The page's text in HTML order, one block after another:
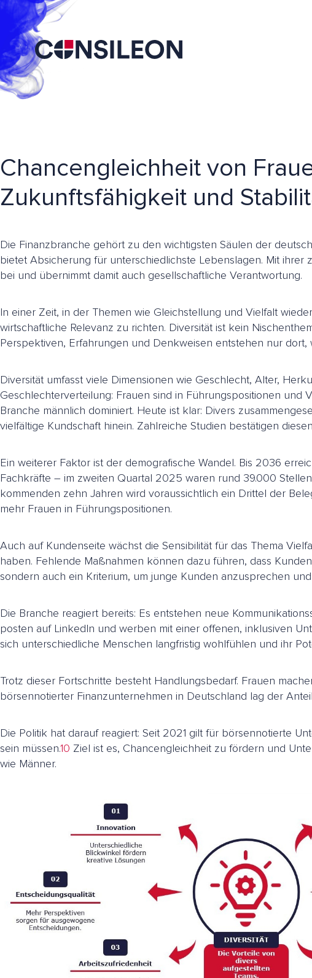
Chancengleichheit von
Zukunftsfähigkeit und
Die Finanzbranche gehört zu den wichtigsten Säulen der
bietet Absicherung für unterschiedlichste Lebenslagen. Mit
bei und übernimmt damit auch gesellschaftliche Verantwortung.
In einer Zeit, in der Themen wie Gleichstellung und Vielfalt
wirtschaftliche Relevanz zu richten. Diversität ist kein
Perspektiven, Erfahrungen und Denkweisen entstehen nur dort,
Diversität umfasst viele Dimensionen wie Geschlecht, Alter,
Geschlechterverteilung: Frauen sind in Führungspositionen
Branche männlich dominiert. Heute ist klar: Divers
vielfältige Kundschaft hinein. Zahlreiche Studien bestätigen
Ein weiterer Faktor ist der demografische Wandel. Bis 2036
Fachkräfte – im zweiten Quartal 2025 waren rund 39.000
kommenden zehn Jahren wird voraussichtlich ein Drittel der
mehr Frauen in Führungspositionen.
Auch auf Kundenseite wächst die Sensibilität für das Thema
haben. Fehlende Maßnahmen können dazu führen, dass
sondern auch ein Kriterium, um junge Kunden anzusprechen
Die Branche reagiert bereits: Es entstehen neue
posten auf LinkedIn und werben mit einer offenen, inklusiven
sich unterschiedliche Menschen langfristig wohlfühlen und ihr
Trotz dieser Fortschritte besteht Handlungsbedarf. Frauen
börsennotierter Finanzunternehmen in Deutschland lag der
Die Politik hat darauf reagiert: Seit 2021 gilt für börsennotierte
sein müssen.10 Ziel ist es, Chancengleichheit zu fördern und
wie Männer.